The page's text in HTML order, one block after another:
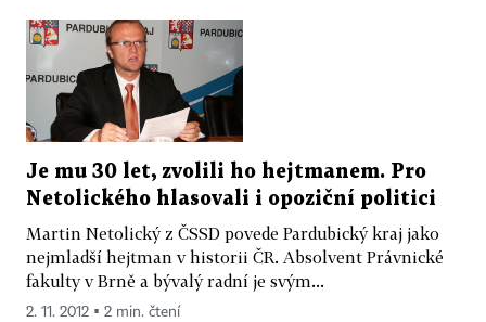
Je mu 30 let, zvolili ho hejtmanem. Pro
Netolického hlasovali i opoziční politici
Martin Netolický z ČSSD povede Pardubický kraj jako
nejmladší hejtman v historii ČR. Absolvent Právnické
fakulty v Brně a bývalý radní je svým...
2. 11. 2012 ▪ 2 min. čtení